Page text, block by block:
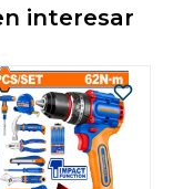
interesar